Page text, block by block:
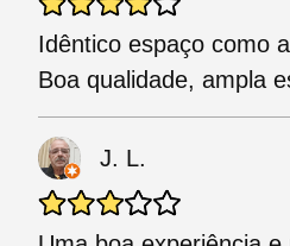
Idêntico espaço como
Boa qualidade, ampla
J. L.